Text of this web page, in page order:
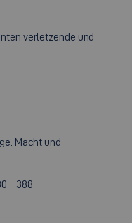
verletzende und
Macht und
– 388